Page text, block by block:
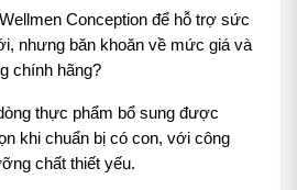
Conception để hỗ trợ sức
nhưng băn khoăn về mức giá và
chính hãng?
thực phẩm bổ sung được
khi chuẩn bị có con, với công
chất thiết yếu.